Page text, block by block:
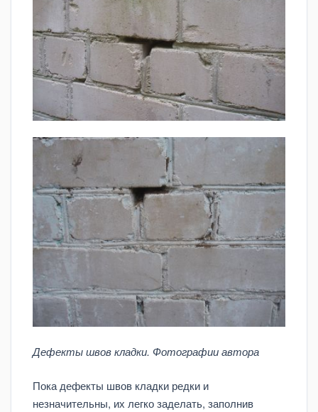
Дефекты швов кладки. Фотографии автора
Пока дефекты швов кладки редки и
незначительны, их легко заделать, заполнив